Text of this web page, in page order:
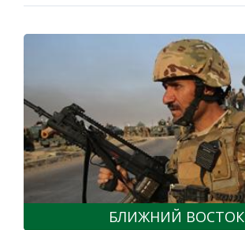
БЛИЖНИЙ ВОСТОК